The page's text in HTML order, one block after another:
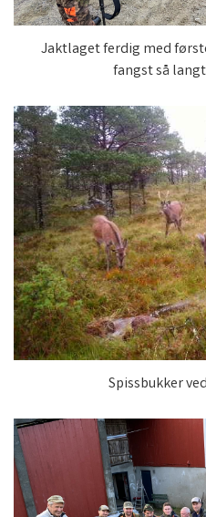
Jaktlaget ferdig med
fangst så
Spissbukker